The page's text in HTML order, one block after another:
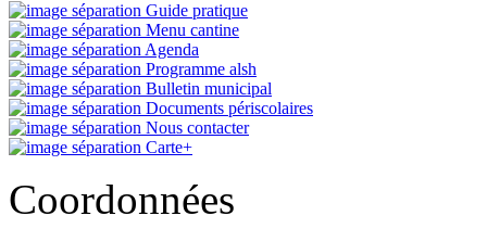
Guide pratique
Menu cantine
Agenda
Programme alsh
Bulletin municipal
Documents périscolaires
Nous contacter
Carte+
Coordonnées